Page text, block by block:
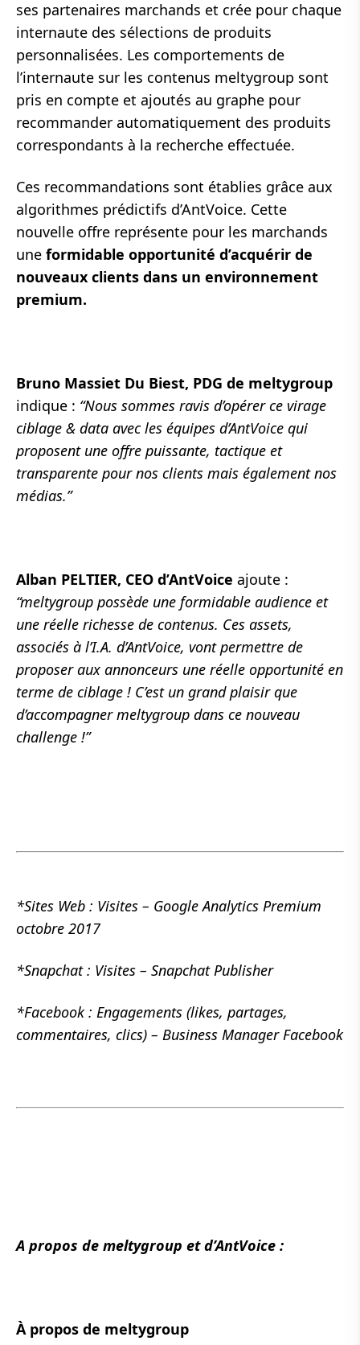
ses partenaires marchands et crée pour chaque
internaute des sélections de produits
personnalisées. Les comportements de
l’internaute sur les contenus meltygroup sont
pris en compte et ajoutés au graphe pour
recommander automatiquement des produits
correspondants à la recherche effectuée.
Ces recommandations sont établies grâce aux
algorithmes prédictifs d’AntVoice. Cette
nouvelle offre représente pour les marchands
une formidable opportunité d’acquérir de
nouveaux clients dans un environnement
premium.
Bruno Massiet Du Biest, PDG de meltygroup
indique : “Nous sommes ravis d’opérer ce virage
ciblage & data avec les équipes d’AntVoice qui
proposent une offre puissante, tactique et
transparente pour nos clients mais également nos
médias.”
Alban PELTIER, CEO d’AntVoice ajoute :
“meltygroup possède une formidable audience et
une réelle richesse de contenus. Ces assets,
associés à l’I.A. d’AntVoice, vont permettre de
proposer aux annonceurs une réelle opportunité en
terme de ciblage ! C’est un grand plaisir que
d’accompagner meltygroup dans ce nouveau
challenge !”
*Sites Web : Visites – Google Analytics Premium
octobre 2017
*Snapchat : Visites – Snapchat Publisher
*Facebook : Engagements (likes, partages,
commentaires, clics) – Business Manager Facebook
A propos de meltygroup et d’AntVoice :
À propos de meltygroup